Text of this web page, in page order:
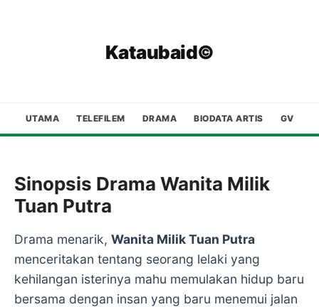
Kataubaid©
UTAMA TELEFILEM DRAMA BIODATA ARTIS GV
Sinopsis Drama Wanita Milik
Tuan Putra
Drama menarik, Wanita Milik Tuan Putra
menceritakan tentang seorang lelaki yang
kehilangan isterinya mahu memulakan hidup baru
bersama dengan insan yang baru menemui jalan